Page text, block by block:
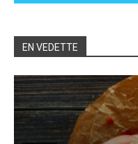
EN VEDETTE